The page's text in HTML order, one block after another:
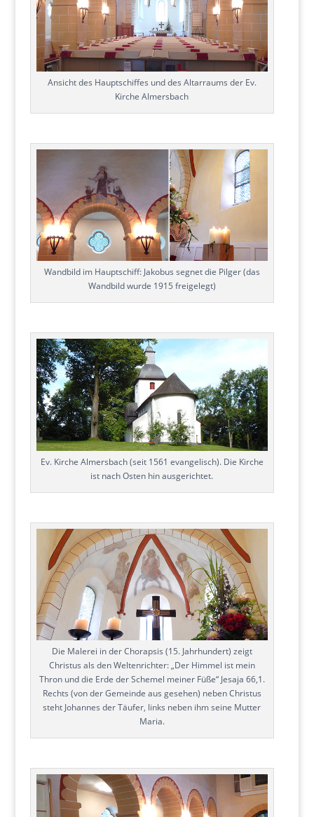
Ansicht des Hauptschiffes und des Altarraums der Ev.
Kirche Almersbach
Wandbild im Hauptschiff: Jakobus segnet die Pilger (das
Wandbild wurde 1915 freigelegt)
Ev. Kirche Almersbach (seit 1561 evangelisch). Die Kirche
ist nach Osten hin ausgerichtet.
Die Malerei in der Chorapsis (15. Jahrhundert) zeigt
Christus als den Weltenrichter: „Der Himmel ist mein
Thron und die Erde der Schemel meiner Füße“ Jesaja 66,1.
Rechts (von der Gemeinde aus gesehen) neben Christus
steht Johannes der Täufer, links neben ihm seine Mutter
Maria.